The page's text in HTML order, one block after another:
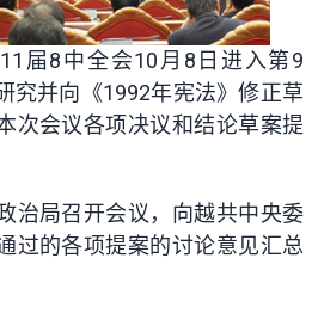
11届8中全会10月8日进入第9
究并向《1992年宪法》修正草
次会议各项决议和结论草案提
治局召开会议，向越共中央委
过的各项提案的讨论意见汇总